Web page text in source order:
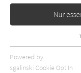
Nur
Essentielle Cookies
Webseite benötigt.
Powered by
sgalinski Cookie Opt In